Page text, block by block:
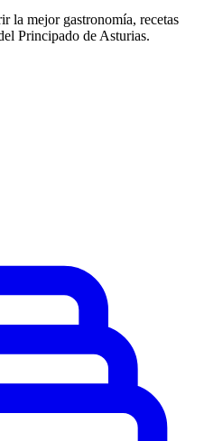
la mejor gastronomía, recetas
Principado de Asturias.